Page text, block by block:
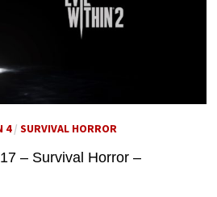
4/ SURVIVAL HORROR
– Survival Horror –